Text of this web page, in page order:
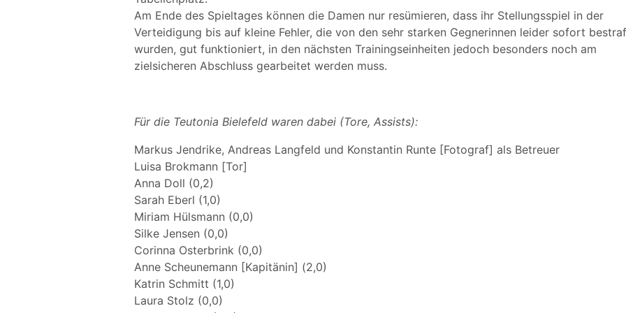
Am Ende des Spieltages können die Damen nur resümieren, dass ihr Stellungsspiel in der
Verteidigung bis auf kleine Fehler, die von den sehr starken Gegnerinnen leider sofort
wurden, gut funktioniert, in den nächsten Trainingseinheiten jedoch besonders noch am
zielsicheren Abschluss gearbeitet werden muss.
Für die Teutonia Bielefeld waren dabei (Tore, Assists):
Markus Jendrike, Andreas Langfeld und Konstantin Runte [Fotograf] als Betreuer
Luisa Brokmann [Tor]
Anna Doll (0,2)
Sarah Eberl (1,0)
Miriam Hülsmann (0,0)
Silke Jensen (0,0)
Corinna Osterbrink (0,0)
Anne Scheunemann [Kapitänin] (2,0)
Katrin Schmitt (1,0)
Laura Stolz (0,0)